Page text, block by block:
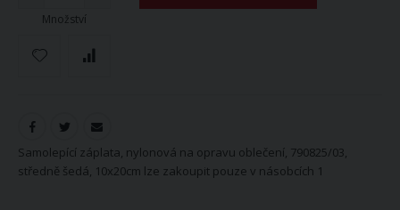
Množství
Samolepící záplata, nylonová na opravu oblečení, 790825/03,
středně šedá, 10x20cm lze zakoupit pouze v násobcích 1